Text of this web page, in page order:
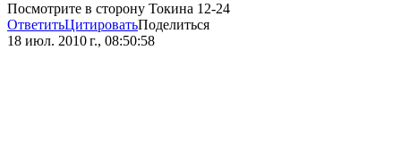
Посмотрите в сторону Токина 12-24
ОтветитьЦитироватьПоделиться
18 июл. 2010 г., 08:50:58